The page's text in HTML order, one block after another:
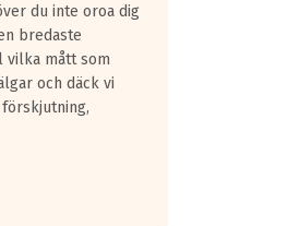
du inte oroa dig
bredaste
vilka mått som
och däck vi